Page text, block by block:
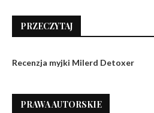
PRZECZYTAJ
Recenzja myjki Milerd Detoxer
PRAWA AUTORSKIE